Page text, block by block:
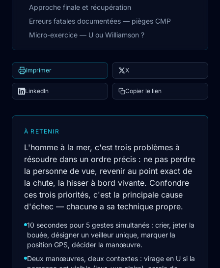
Approche finale et récupération
Erreurs fatales documentées — pièges CMP
Micro-exercice — U ou Williamson ?
Imprimer X
LinkedIn Copier le lien
À RETENIR
L'homme à la mer, c'est trois problèmes à
résoudre dans un ordre précis : ne pas perdre
la personne de vue, revenir au point exact de
la chute, la hisser à bord vivante. Confondre
ces trois priorités, c'est la principale cause
d'échec — chacune a sa technique propre.
10 secondes pour 5 gestes simultanés : crier, jeter la
bouée, désigner un veilleur unique, marquer la
position GPS, décider la manœuvre.
Deux manœuvres, deux contextes : virage en U si la